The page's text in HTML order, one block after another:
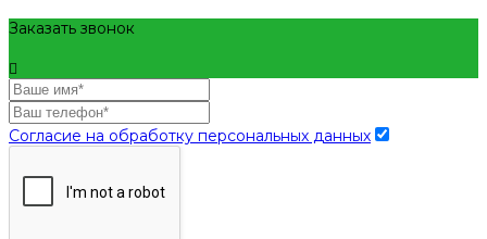
Заказать звонок
Согласие на обработку персональных данных